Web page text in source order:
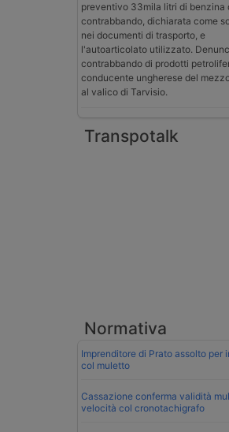
preventivo 33mila litri di benzina
contrabbando, dichiarata come
nei documenti di trasporto, e
l'autoarticolato utilizzato.
contrabbando di prodotti
conducente ungherese del
al valico di Tarvisio.
Transpotalk
Normativa
Imprenditore di Prato assolto per
col muletto
Cassazione conferma validità
velocità col cronotachigrafo